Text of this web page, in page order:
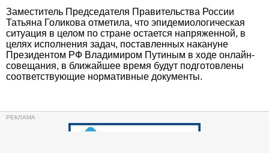
Заместитель Председателя Правительства России
Татьяна Голикова отметила, что эпидемиологическая
ситуация в целом по стране остается напряженной, в
целях исполнения задач, поставленных накануне
Президентом РФ Владимиром Путиным в ходе онлайн-
совещания, в ближайшее время будут подготовлены
соответствующие нормативные документы.